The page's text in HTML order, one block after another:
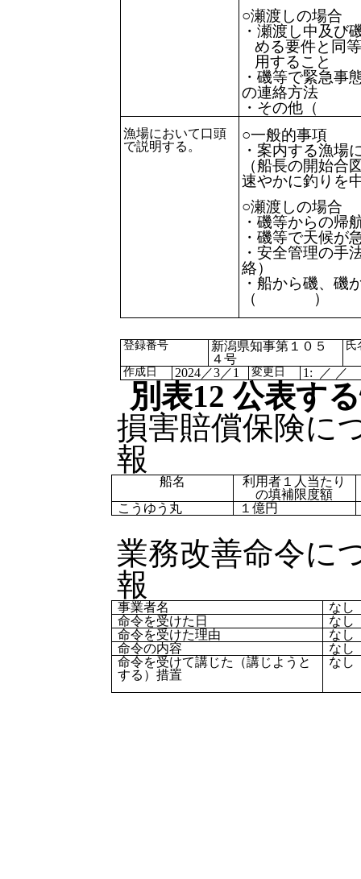
○瀬渡しの場合
・瀬渡し中及び
める要件と同
用すること
・磯等で緊急事
の連絡方法
・その他
漁場において口頭
で説明する。
○一般的事項
・案内する漁場
（船長の開始合
速やかに釣りを
○瀬渡しの場合
・磯等からの帰
・磯等で天候が
・安全管理の手
絡）
・船から磯、磯
（ ）
登録番号
新潟県知事第１０５
４号
氏
作成日 2024／3／1 変更日 1: ／ ／
別表12 公表す
損害賠償保険に
報
船名
利用者１人当たり
の填補限度額
こうゆう丸
１億円
業務改善命令に
報
事業者名
なし
命令を受けた日
なし
命令を受けた理由
なし
命令の内容
なし
命令を受けて講じた（講じようと
する）措置
なし